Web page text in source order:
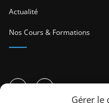
Gérer le
Actualité
Nos Cours & Formations